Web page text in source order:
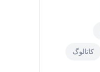
کاتالوگ